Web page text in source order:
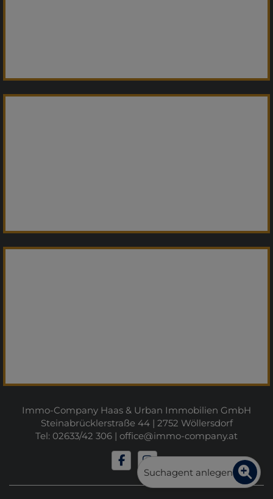
Immo-Company Haas & Urban Immobilien GmbH
Steinabrücklerstraße 44 | 2752 Wöllersdorf
Tel: 02633/42 306 | office@immo-company.at
Suchagent anlegen